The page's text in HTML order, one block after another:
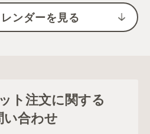
ンダーを見る
ト注文に関する
い合わせ